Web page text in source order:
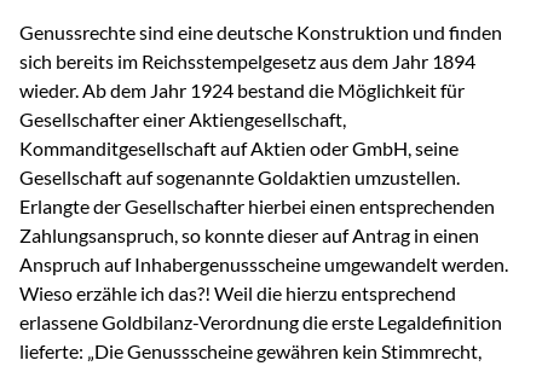
Genussrechte sind eine deutsche Konstruktion und finden
sich bereits im Reichsstempelgesetz aus dem Jahr 1894
wieder. Ab dem Jahr 1924 bestand die Möglichkeit für
Gesellschafter einer Aktiengesellschaft,
Kommanditgesellschaft auf Aktien oder GmbH, seine
Gesellschaft auf sogenannte Goldaktien umzustellen.
Erlangte der Gesellschafter hierbei einen entsprechenden
Zahlungsanspruch, so konnte dieser auf Antrag in einen
Anspruch auf Inhabergenussscheine umgewandelt werden.
Wieso erzähle ich das?! Weil die hierzu entsprechend
erlassene Goldbilanz-Verordnung die erste Legaldefinition
lieferte: „Die Genussscheine gewähren kein Stimmrecht,